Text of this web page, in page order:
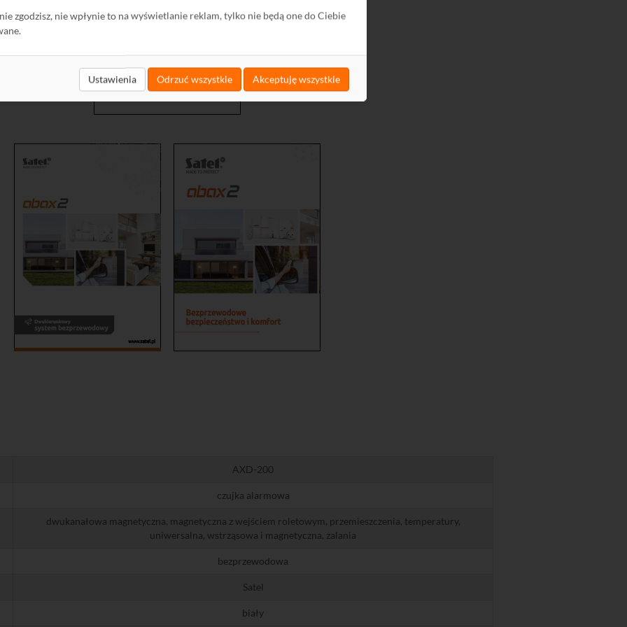
zgodzisz, nie wpłynie to na wyświetlanie reklam, tylko nie będą one do Ciebie
Ustawienia Odrzuć wszystkie Akceptuję wszystkie
AXD-200
czujka alarmowa
dwukanałowa magnetyczna, magnetyczna z wejściem roletowym, przemieszczenia, temperatury,
uniwersalna, wstrząsowa i magnetyczna, zalania
bezprzewodowa
Satel
biały